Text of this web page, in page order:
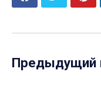
Предыдущий